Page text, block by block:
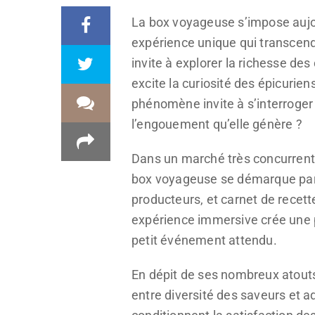
La box voyageuse s’impose
expérience unique qui
invite à explorer la richesse
excite la curiosité des
phénomène invite à
l’engouement qu’elle génère ?
Dans un marché très
box voyageuse se démarque
producteurs, et carnet de
expérience immersive crée
petit événement attendu.
En dépit de ses nombreux
entre diversité des saveurs et